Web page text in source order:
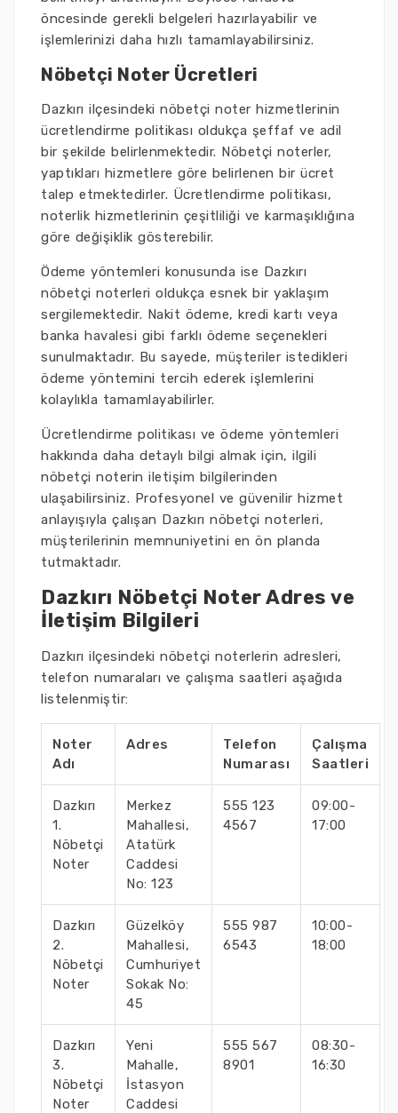
öncesinde gerekli belgeleri hazırlayabilir ve
işlemlerinizi daha hızlı tamamlayabilirsiniz.
Nöbetçi Noter Ücretleri
Dazkırı ilçesindeki nöbetçi noter hizmetlerinin
ücretlendirme politikası oldukça şeffaf ve adil
bir şekilde belirlenmektedir. Nöbetçi noterler,
yaptıkları hizmetlere göre belirlenen bir ücret
talep etmektedirler. Ücretlendirme politikası,
noterlik hizmetlerinin çeşitliliği ve karmaşıklığına
göre değişiklik gösterebilir.
Ödeme yöntemleri konusunda ise Dazkırı
nöbetçi noterleri oldukça esnek bir yaklaşım
sergilemektedir. Nakit ödeme, kredi kartı veya
banka havalesi gibi farklı ödeme seçenekleri
sunulmaktadır. Bu sayede, müşteriler istedikleri
ödeme yöntemini tercih ederek işlemlerini
kolaylıkla tamamlayabilirler.
Ücretlendirme politikası ve ödeme yöntemleri
hakkında daha detaylı bilgi almak için, ilgili
nöbetçi noterin iletişim bilgilerinden
ulaşabilirsiniz. Profesyonel ve güvenilir hizmet
anlayışıyla çalışan Dazkırı nöbetçi noterleri,
müşterilerinin memnuniyetini en ön planda
tutmaktadır.
Dazkırı Nöbetçi Noter Adres ve
İletişim Bilgileri
Dazkırı ilçesindeki nöbetçi noterlerin adresleri,
telefon numaraları ve çalışma saatleri aşağıda
listelenmiştir:
Noter
Adı
Adres
Telefon
Numarası
Çalışma
Saatleri
Dazkırı
1.
Nöbetçi
Noter
Merkez
Mahallesi,
Atatürk
Caddesi
No: 123
555 123
4567
09:00-
17:00
Dazkırı
2.
Nöbetçi
Noter
Güzelköy
Mahallesi,
Cumhuriyet
Sokak No:
45
555 987
6543
10:00-
18:00
Dazkırı
3.
Nöbetçi
Noter
Yeni
Mahalle,
İstasyon
Caddesi
555 567
8901
08:30-
16:30